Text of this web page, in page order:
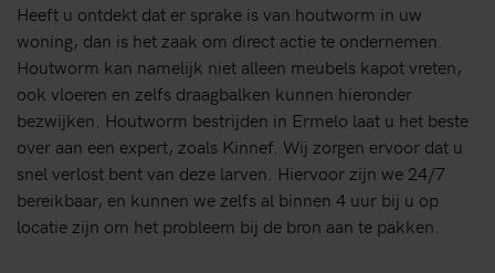
Heeft u ontdekt dat er sprake is van houtworm in uw
woning, dan is het zaak om direct actie te ondernemen.
Houtworm kan namelijk niet alleen meubels kapot vreten,
ook vloeren en zelfs draagbalken kunnen hieronder
bezwijken. Houtworm bestrijden in Ermelo laat u het beste
over aan een expert, zoals Kinnef. Wij zorgen ervoor dat u
snel verlost bent van deze larven. Hiervoor zijn we 24/7
bereikbaar, en kunnen we zelfs al binnen 4 uur bij u op
locatie zijn om het probleem bij de bron aan te pakken.